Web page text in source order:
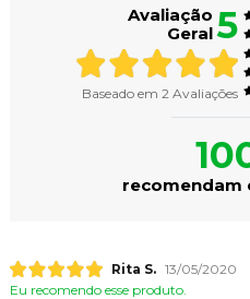
Avaliação
Geral5
Baseado em 2Avaliações
recomendam
Rita S. 13/05/2020
Eu recomendo esse produto.